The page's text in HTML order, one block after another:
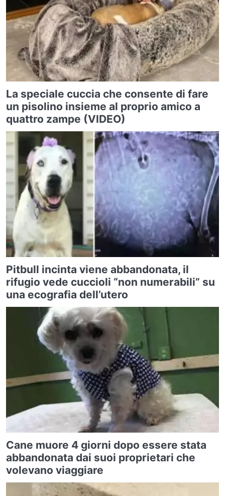
La speciale cuccia che consente di fare
un pisolino insieme al proprio amico a
quattro zampe (VIDEO)
Pitbull incinta viene abbandonata, il
rifugio vede cuccioli “non numerabili” su
una ecografia dell’utero
Cane muore 4 giorni dopo essere stata
abbandonata dai suoi proprietari che
volevano viaggiare